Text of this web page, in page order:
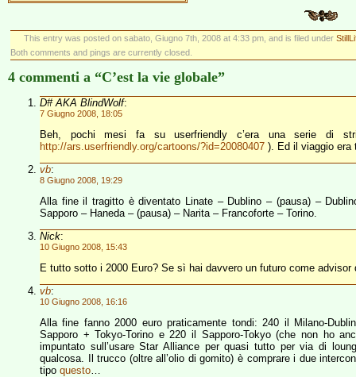
This entry was posted on sabato, Giugno 7th, 2008 at 4:33 pm, and is filed under
Both comments and pings are currently closed.
4 commenti a “C’est la vie globale”
D# AKA BlindWolf:
7 Giugno 2008, 18:05
Beh, pochi mesi fa su userfriendly c’era una serie di
http://ars.userfriendly.org/cartoons/?id=20080407 ). Ed il viaggio era
vb:
8 Giugno 2008, 19:29
Alla fine il tragitto è diventato Linate – Dublino – (pausa) –
Sapporo – Haneda – (pausa) – Narita – Francoforte – Torino.
Nick:
10 Giugno 2008, 15:43
E tutto sotto i 2000 Euro? Se sì hai davvero un futuro come
vb:
10 Giugno 2008, 16:16
Alla fine fanno 2000 euro praticamente tondi: 240 il Milano-
Sapporo + Tokyo-Torino e 220 il Sapporo-Tokyo (che non ho
impuntato sull’usare Star Alliance per quasi tutto per via di
qualcosa. Il trucco (oltre all’olio di gomito) è comprare i due
tipo questo…